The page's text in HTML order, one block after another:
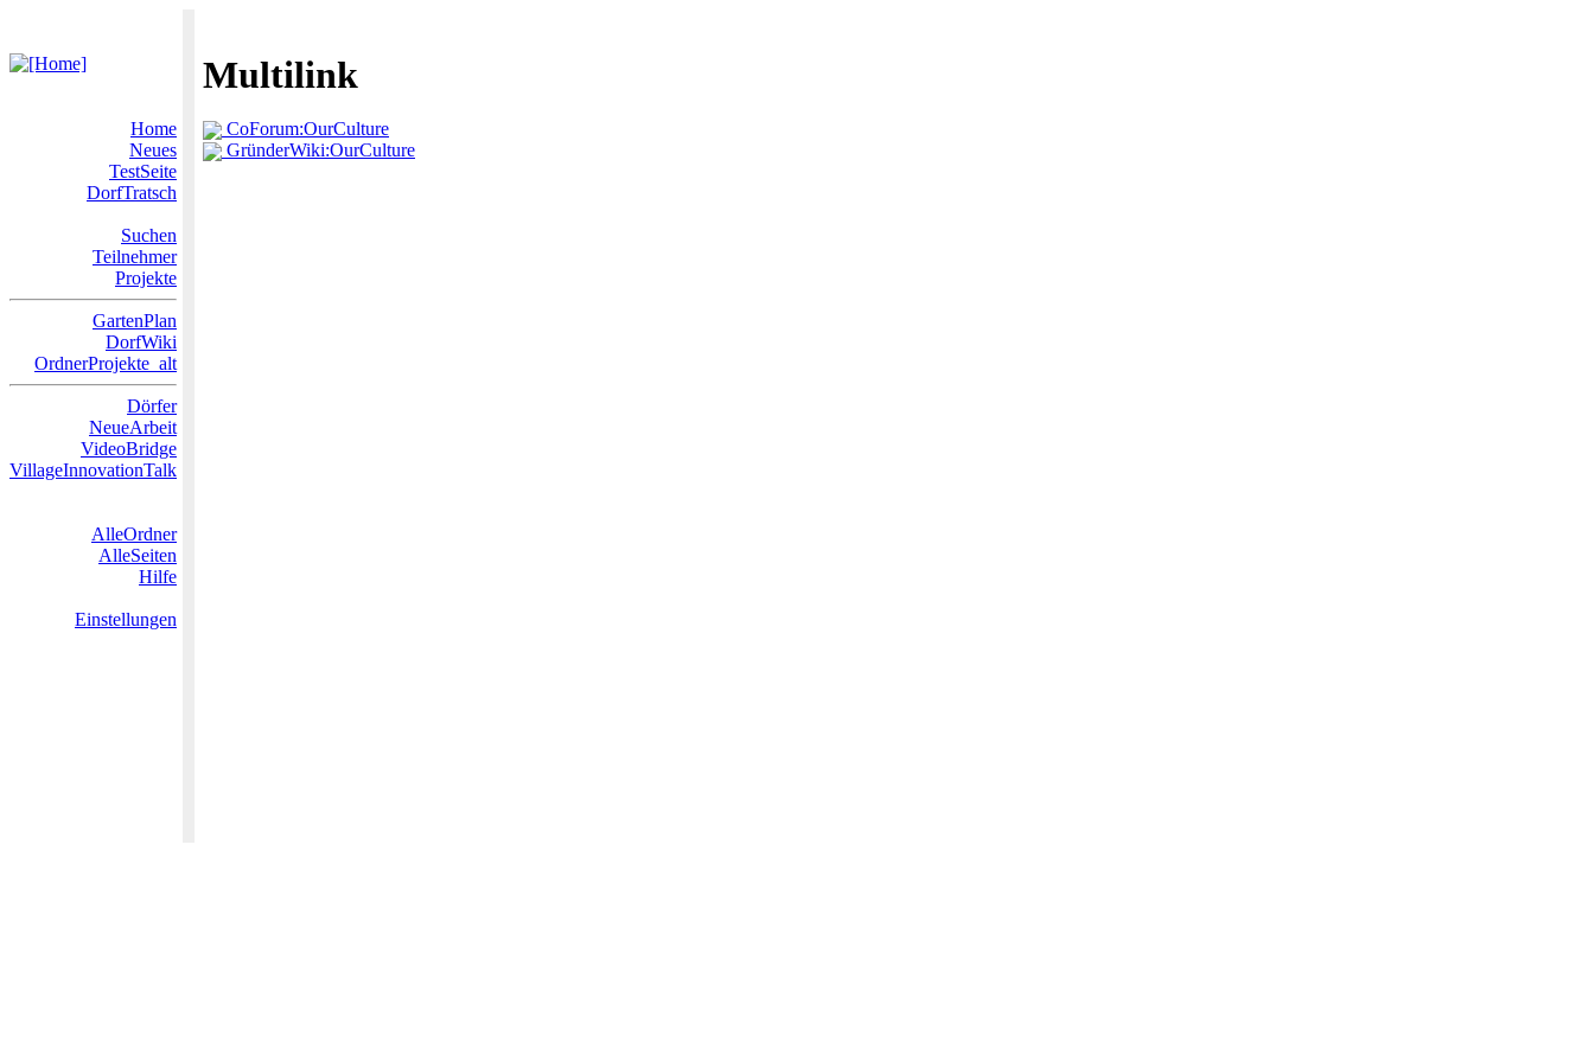
Multilink
Home
Neues
TestSeite
DorfTratsch
Suchen
Teilnehmer
Projekte
GartenPlan
DorfWiki
OrdnerProjekte_alt
Dörfer
NeueArbeit
VideoBridge
VillageInnovationTalk
AlleOrdner
AlleSeiten
Hilfe
Einstellungen
CoForum:OurCulture
GründerWiki:OurCulture